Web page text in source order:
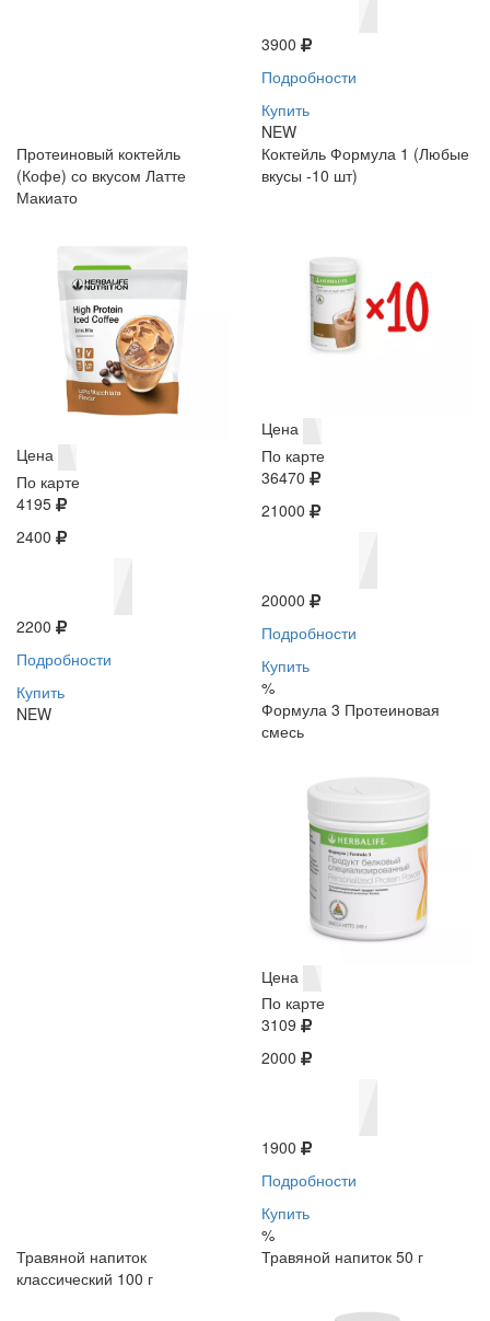
3900
Подробности
Купить
NEW
Протеиновый коктейль
(Кофе) со вкусом Латте
Макиато
Цена
По карте
4195
2400
2200
Подробности
Купить
NEW
Коктейль Формула 1 (Любые
вкусы -10 шт)
Цена
По карте
36470
21000
20000
Подробности
Купить
%
Формула 3 Протеиновая
смесь
Цена
По карте
3109
2000
1900
Подробности
Купить
%
Травяной напиток
классический 100 г
Травяной напиток 50 г